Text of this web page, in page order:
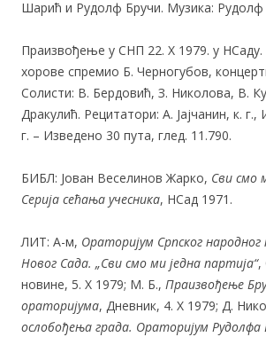
Шарић и Рудолф Бручи. Музика: Рудолф
Праизвођење у СНП 22. X 1979. у
хорове спремио Б. Черногубов,
Солисти: В. Бердовић, З. Николова, В.
Дракулић. Рецитатори: А. Јајчанин, к. г.,
г. – Изведено 30 пута, глед. 11.790.
БИБЛ: Јован Веселинов Жарко, Сви смо
Серија сећања учесника, НСад 1971.
ЛИТ: А-м, Ораторијум Српског
Новог Сада. „Сви смо ми једна партија“,
новине, 5. X 1979; М. Б., Праизвођење
ораторијума, Дневник, 4. X 1979; Д.
ослобођења града. Ораторијум Рудолфа